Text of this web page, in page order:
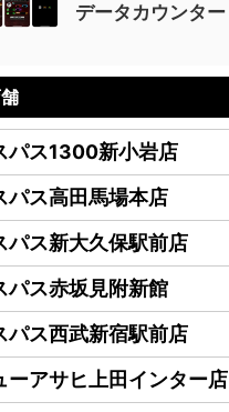
データカウンター
パス1300新小岩店
パス高田馬場本店
パス新大久保駅前店
パス赤坂見附新館
パス西武新宿駅前店
ーアサヒ上田インター店